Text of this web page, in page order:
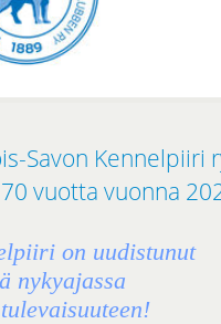
Savon Kennelpiiri
vuotta vuonna
on uudistunut
nykyajassa